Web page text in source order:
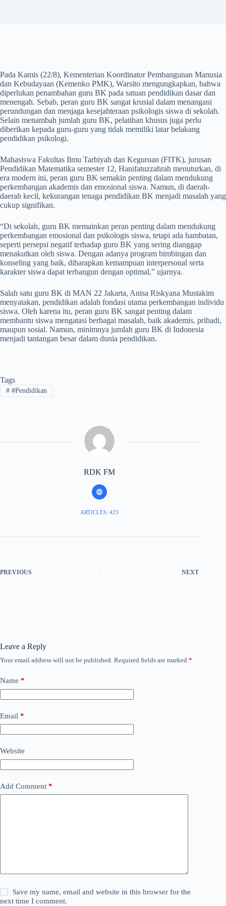
Pada Kamis (22/8), Kementerian Koordinator Pembangunan Manusia
dan Kebudayaan (Kemenko PMK), Warsito mengungkapkan, bahwa
diperlukan penambahan guru BK pada satuan pendidikan dasar dan
menengah. Sebab, peran guru BK sangat krusial dalam menangani
perundungan dan menjaga kesejahteraan psikologis siswa di sekolah.
Selain menambah jumlah guru BK, pelatihan khusus juga perlu
diberikan kepada guru-guru yang tidak memiliki latar belakang
pendidikan psikologi.
Mahasiswa Fakultas Ilmu Tarbiyah dan Keguruan (FITK), jurusan
Pendidikan Matematika semester 12, Hanifatuzzahrah menuturkan, di
era modern ini, peran guru BK semakin penting dalam mendukung
perkembangan akademis dan emosional siswa. Namun, di daerah-
daerah kecil, kekurangan tenaga pendidikan BK menjadi masalah yang
cukup signifikan.
“Di sekolah, guru BK memainkan peran penting dalam mendukung
perkembangan emosional dan psikologis siswa, tetapi ada hambatan,
seperti persepsi negatif terhadap guru BK yang sering dianggap
menakutkan oleh siswa. Dengan adanya program bimbingan dan
konseling yang baik, diharapkan kemampuan interpersonal serta
karakter siswa dapat terbangun dengan optimal,” ujarnya.
Salah satu guru BK di MAN 22 Jakarta, Anisa Riskyana Mustakim
menyatakan, pendidikan adalah fondasi utama perkembangan individu
siswa. Oleh karena itu, peran guru BK sangat penting dalam
membantu siswa mengatasi berbagai masalah, baik akademis, pribadi,
maupun sosial. Namun, minimnya jumlah guru BK di Indonesia
menjadi tantangan besar dalam dunia pendidikan.
Tags
##Pendidikan
RDK FM
ARTICLES: 423
PREVIOUS NEXT
Leave a Reply
Your email address will not be published. Required fields are marked *
Name *
Email *
Website
Add Comment *
Save my name, email and website in this browser for the
next time I comment.